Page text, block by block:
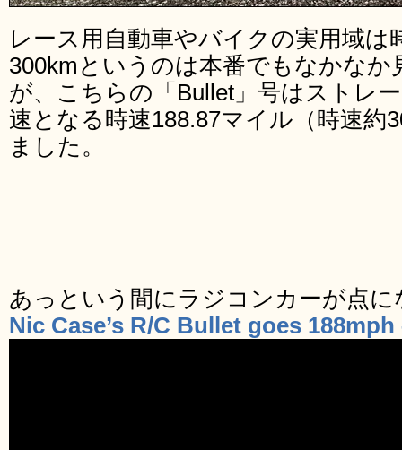
レース用自動車やバイクの実用域は
300kmというのは本番でもなかな
が、こちらの「Bullet」号はストレ
速となる時速188.87マイル（時速約
ました。
あっという間にラジコンカーが点
Nic Case’s R/C Bullet goes 188mph